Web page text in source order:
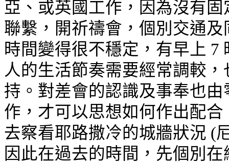
亞、或英國工作，因為沒有
聯繫，開祈禱會，個別交通
時間變得很不穩定，有早上
人的生活節奏需要經常調較
持。對差會的認識及事奉也
作，才可以思想如何作出配
去察看耶路撒冷的城牆狀況 (
因此在過去的時間，先個別